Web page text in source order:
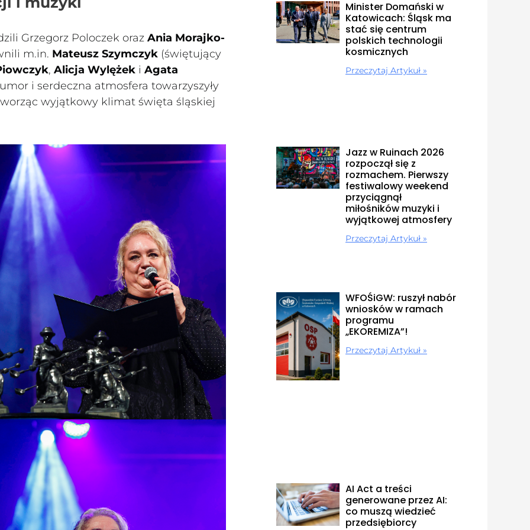
Grzegorz Poloczek oraz Ania Morajko-
m.in. Mateusz Szymczyk(świętujący
, Alicja Wylężeki Agata
i serdeczna atmosfera towarzyszyły
wyjątkowy klimat święta śląskiej
Minister Domański w
Katowicach: Śląsk ma
stać się centrum
polskich technologii
kosmicznych
Przeczytaj Artykuł »
Jazz w Ruinach 2026
rozpoczął się z
rozmachem. Pierwszy
festiwalowy weekend
przyciągnął
miłośników muzyki i
wyjątkowej atmosfery
Przeczytaj Artykuł »
WFOŚiGW: ruszył nabór
wniosków w ramach
programu
„EKOREMIZA”!
Przeczytaj Artykuł »
AI Act a treści
generowane przez AI:
co muszą wiedzieć
przedsiębiorcy